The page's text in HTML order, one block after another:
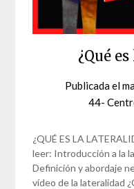
¿Qué
Publicada el
44-
¿QUÉ ES LA
leer: Introducción a la
Definición y abordaje
vídeo de la lateralidad